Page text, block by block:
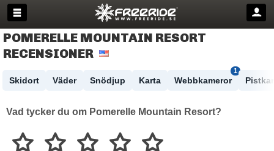
POMERELLE MOUNTAIN RESORT
RECENSIONER
Skidort Väder Snödjup Karta Webbkameror
1
Vad tycker du om Pomerelle Mountain Resort?